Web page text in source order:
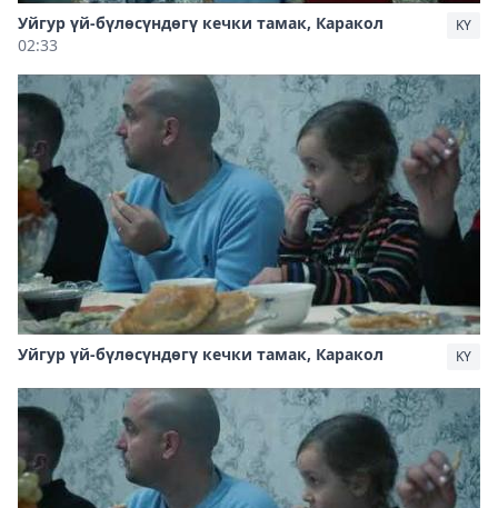
Уйгур үй-бүлөсүндөгү кечки тамак, Каракол
02:33
KY
Уйгур үй-бүлөсүндөгү кечки тамак, Каракол KY